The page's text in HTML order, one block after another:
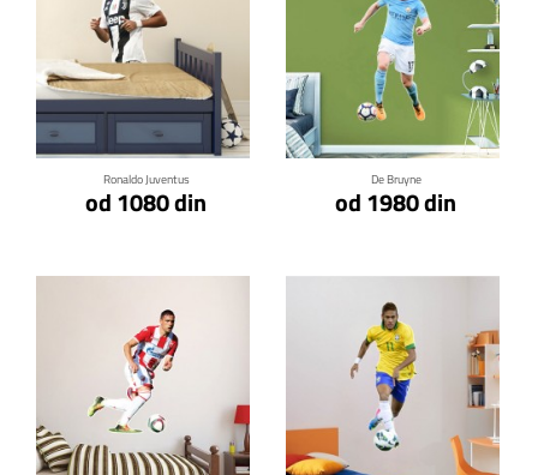
Ronaldo Juventus
od 1080 din
Klikni za detalje
De Bruyne
od 1980 din
Klikni za detalje
Klikni za detalje Klikni za detalje